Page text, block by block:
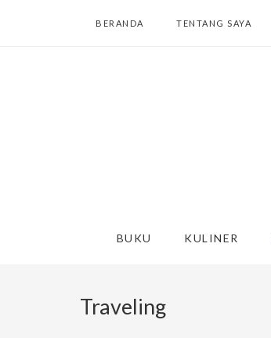
BERANDA TENTANG SAYA
BUKU KULINER
Traveling